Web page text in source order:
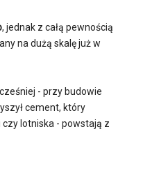
, jednak z całą pewnością
na dużą skalę już w
- przy budowie
cement, który
lotniska - powstają z